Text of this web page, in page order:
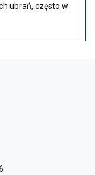
ubrań, często w